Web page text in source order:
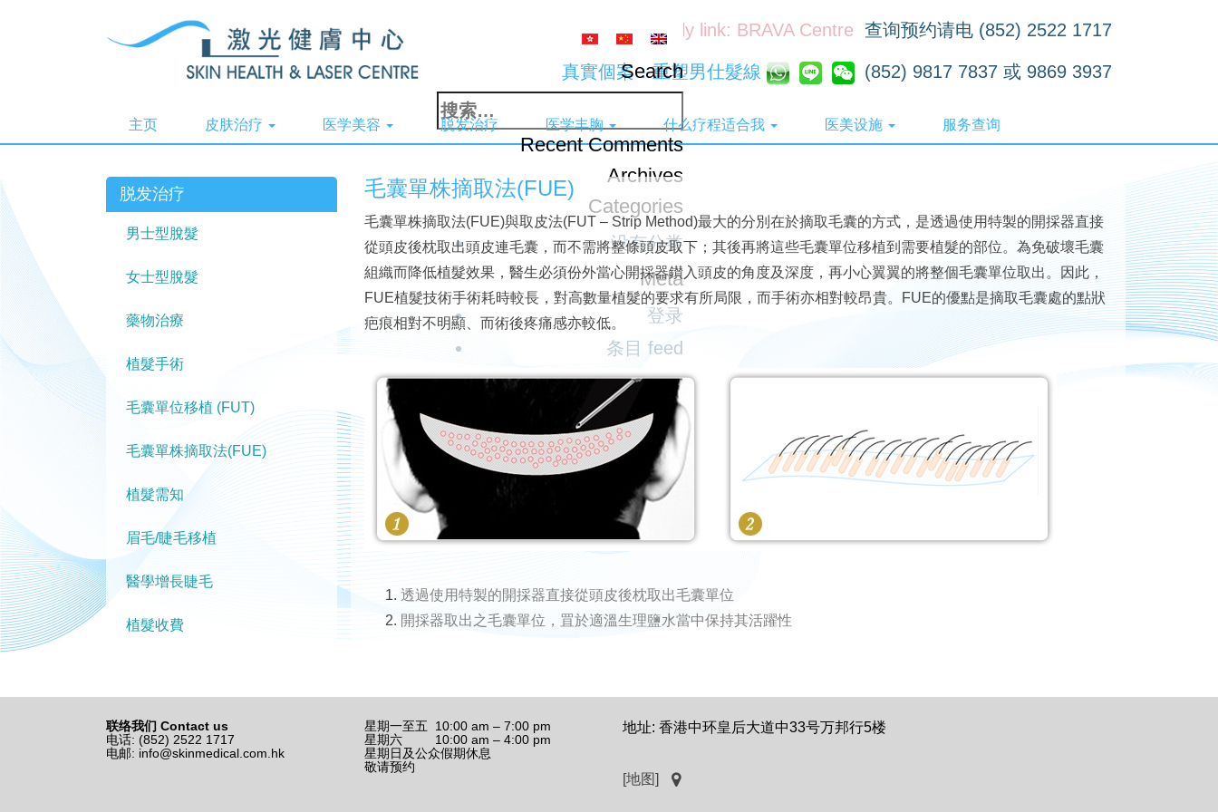
Search
搜
索：
Recent Comments
Archives
Categories
没有分类
Meta
登录
条目 feed
评论 feed
WordPress.org
Friendly link: BRAVA Centre 查询预约请电 (852) 2522 1717
真實個案：重塑男仕髮線 (852) 9817 7837 或 9869 3937
主页 皮肤治疗 医学美容 脱发治疗 医学丰胸 什么疗程适合我 医美设施 服务查询
脱发治疗
男士型脫髮
女士型脫髮
藥物治療
植髮手術
毛囊單位移植 (FUT)
毛囊單株摘取法(FUE)
植髮需知
眉毛/睫毛移植
醫學增長睫毛
植髮收費
毛囊單株摘取法(FUE)
毛囊單株摘取法(FUE)與取皮法(FUT – Strip Method)最大的分別在於摘取毛囊的方式，是透過使用特製的開採器直接
從頭皮後枕取出頭皮連毛囊，而不需將整條頭皮取下；其後再將這些毛囊單位移植到需要植髮的部位。為免破壞毛囊
組織而降低植髮效果，醫生必須份外當心開採器鑚入頭皮的角度及深度，再小心翼翼的將整個毛囊單位取出。因此，
FUE植髮技術手術耗時較長，對高數量植髮的要求有所局限，而手術亦相對較昂貴。FUE的優點是摘取毛囊處的點狀
疤痕相對不明顯、而術後疼痛感亦較低。
透過使用特製的開採器直接從頭皮後枕取出毛囊單位
開採器取出之毛囊單位，罝於適溫生理鹽水當中保持其活躍性
联络我们 Contact us
电话: (852) 2522 1717
电邮: info@skinmedical.com.hk
星期一至五 10:00 am – 7:00 pm
星期六 10:00 am – 4:00 pm
星期日及公众假期休息
敬请预约
地址: 香港中环皇后大道中33号万邦行5楼
[地图]